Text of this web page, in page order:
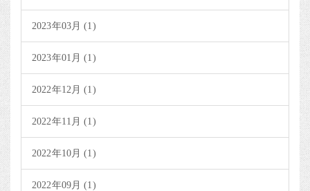
2023年03月 (1)
2023年01月 (1)
2022年12月 (1)
2022年11月 (1)
2022年10月 (1)
2022年09月 (1)